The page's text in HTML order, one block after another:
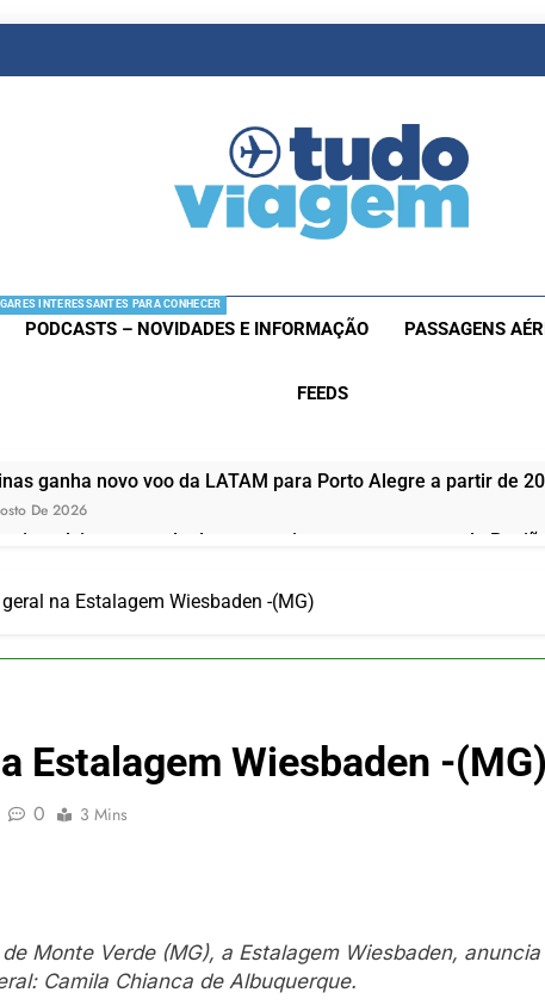
INTERESSANTES PARA CONHECER
PODCASTS – NOVIDADES E INFORMAÇÃO PASSAGENS
FEEDS
ganha novo voo da LATAM para Porto Alegre a partir de
De 2026
impulsiona recorde de passageiros nos aeroportos da
Campinas fortalece atuação nos segmentos de lazer
com carreira internacional, Marc Balanger assume
De 2026
voos diretos entre Porto Alegre e Montevidéu em
De 2026
na Estalagem Wiesbaden -(MG)
Estalagem Wiesbaden -(MG)
0 3 Mins
Monte Verde (MG), a Estalagem Wiesbaden, anuncia
Camila Chianca de Albuquerque.